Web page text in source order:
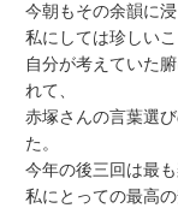
今朝もその余韻に浸
私にしては珍しいこ
自分が考えていた
れて、
赤塚さんの言葉選
た。
今年の後三回は最
私にとっての最高